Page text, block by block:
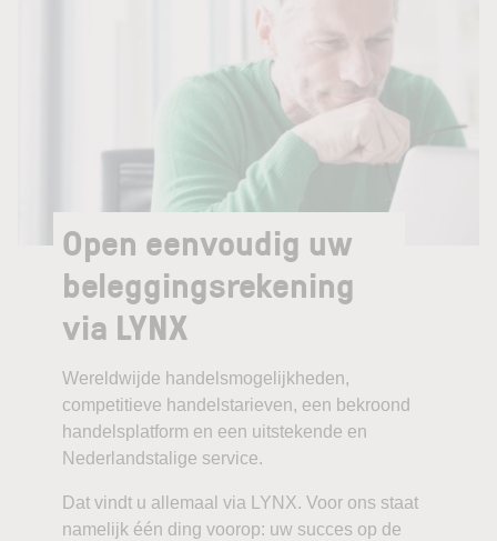
Open eenvoudig uw
beleggingsrekening
via LYNX
Wereldwijde handelsmogelijkheden,
competitieve handelstarieven, een bekroond
handelsplatform en een uitstekende en
Nederlandstalige service.
Dat vindt u allemaal via LYNX. Voor ons staat
namelijk één ding voorop: uw succes op de